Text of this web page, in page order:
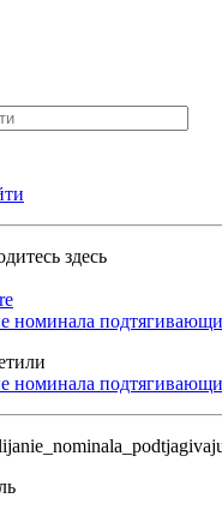
здесь
номинала
номинала